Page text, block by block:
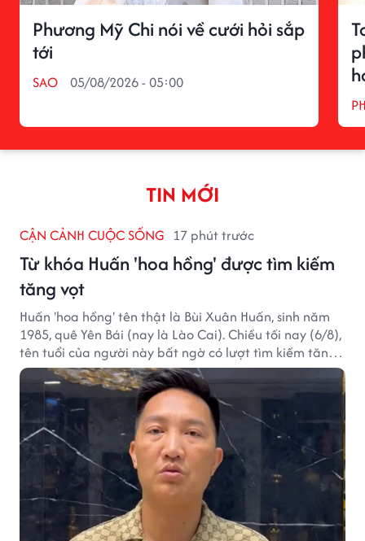
Phương Mỹ Chi nói về cưới hỏi sắp
tới
SAO 05/08/2026 - 05:00
TIN MỚI
CẬN CẢNH CUỘC SỐNG 17 phút trước
Từ khóa Huấn 'hoa hồng' được tìm kiếm
tăng vọt
Huấn 'hoa hồng' tên thật là Bùi Xuân Huấn, sinh năm
1985, quê Yên Bái (nay là Lào Cai). Chiều tối nay (6/8),
tên tuổi của người này bất ngờ có lượt tìm kiếm tăng
vọt.